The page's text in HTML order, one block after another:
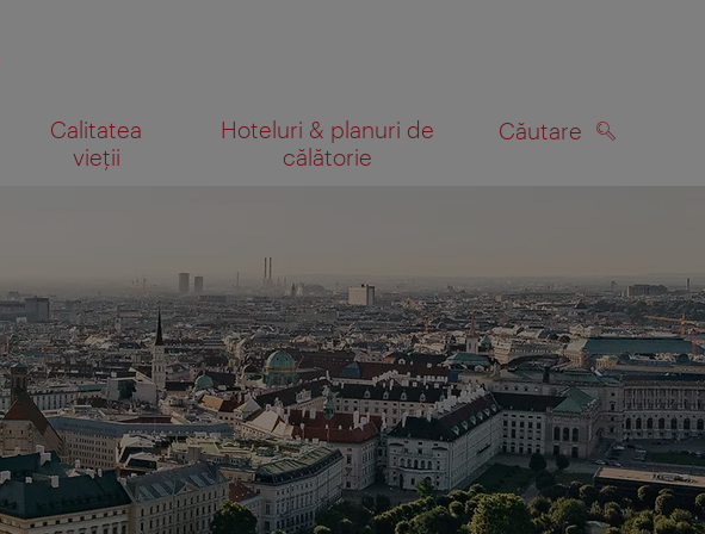
Calitatea
vieții
Hoteluri & planuri de
călătorie
Căutare